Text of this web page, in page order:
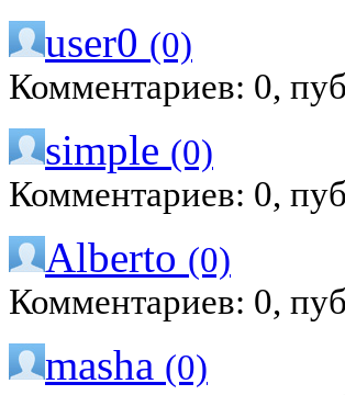
user0 (0)
Комментариев: 0,
simple (0)
Комментариев: 0,
Alberto (0)
Комментариев: 0,
masha (0)